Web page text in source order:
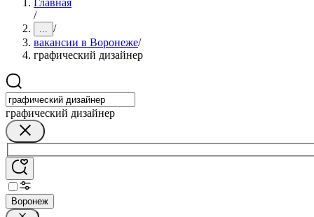
Главная
/
... /
вакансии в Воронеже/
графический дизайнер
графический дизайнер
Воронеж